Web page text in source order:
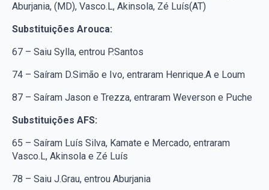
Aburjania, (MD), Vasco.L, Akinsola, Zé Luís(AT)
Substituições Arouca:
67 – Saiu Sylla, entrou P.Santos
74 – Saíram D.Simão e Ivo, entraram Henrique.A e Loum
87 – Saíram Jason e Trezza, entraram Weverson e Puche
Substituições AFS:
65 – Saíram Luís Silva, Kamate e Mercado, entraram
Vasco.L, Akinsola e Zé Luís
78 – Saiu J.Grau, entrou Aburjania